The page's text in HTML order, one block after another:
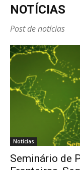
NOTÍCIAS
Post de notícias
Notícias
Seminário de